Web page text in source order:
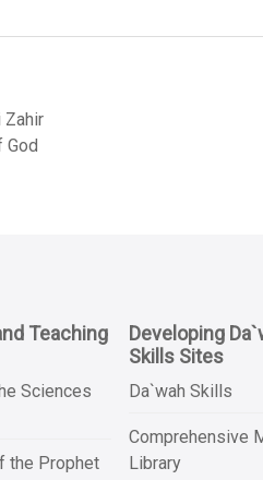
Zahir
God
Teaching
Sciences
the Prophet
Developing
Skills Sites
Da`wah Skills
Comprehensive
Library